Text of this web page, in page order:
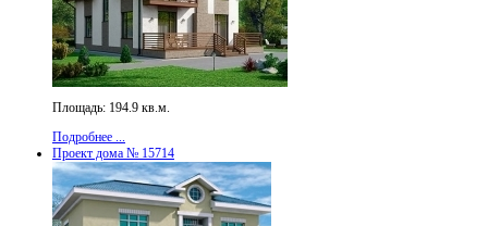
Площадь: 194.9 кв.м.
Подробнее ...
Проект дома № 15714